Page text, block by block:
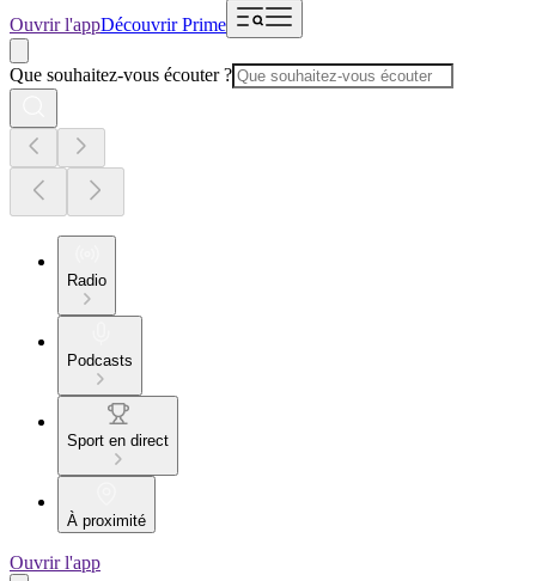
Ouvrir l'appDécouvrir Prime
Que souhaitez-vous écouter ?
Radio
Podcasts
Sport en direct
À proximité
Ouvrir l'app